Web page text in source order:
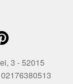
3 - 52015